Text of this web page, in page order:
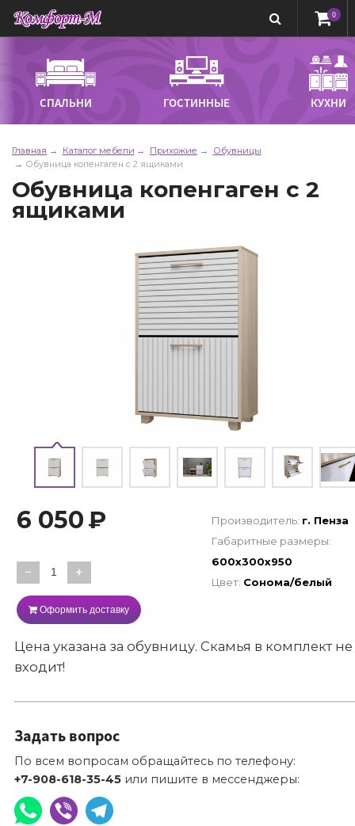
0
СПАЛЬНИ ГОСТИННЫЕ КУХНИ
Главная Каталог мебели Прихожие
Обувницы
Обувница копенгаген с 2 ящиками
Обувница копенгаген с 2
ящиками
6 050₽
− +
Оформить доставку
Производитель: г. Пенза
Габаритные размеры:
600х300х950
Цвет: Сонома/белый
Цена указана за обувницу. Скамья в комплект не
входит!
Задать вопрос
По всем вопросам обращайтесь по телефону:
+7-908-618-35-45 или пишите в мессенджеры: